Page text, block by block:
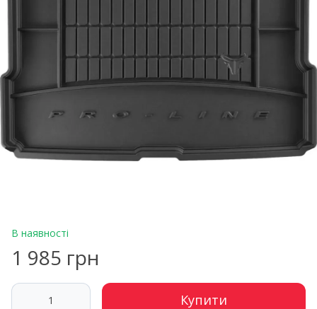
В наявності
1 985 грн
Купити